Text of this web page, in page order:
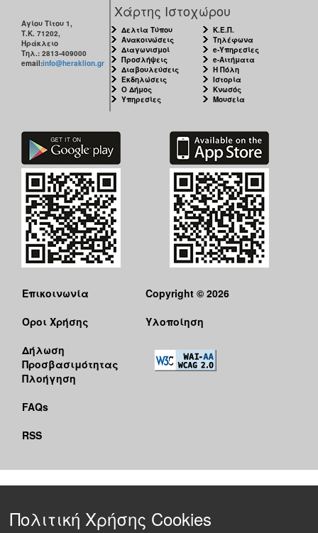
Αγίου Τίτου 1,
Τ.Κ. 71202,
Ηράκλειο
Τηλ.: 2813-409000
email:info@heraklion.gr
Χάρτης Ιστοχώρου
Δελτία Τύπου
Ανακοινώσεις
Διαγωνισμοί
Προσλήψεις
Διαβουλεύσεις
Εκδηλώσεις
Ο Δήμος
Υπηρεσίες
Κ.Ε.Π.
Τηλέφωνα
e-Υπηρεσίες
e-Αιτήματα
Η Πόλη
Ιστορία
Κνωσός
Μουσεία
Επικοινωνία
Όροι Χρήσης
Δήλωση
Προσβασιμότητας
Πλοήγηση
FAQs
RSS
Copyright © 2026
Υλοποίηση
Πολιτική Χρήσης Cookies